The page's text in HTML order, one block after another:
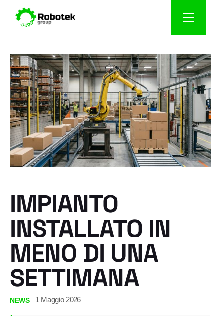
IMPIANTO
INSTALLATO IN
MENO DI UNA
SETTIMANA
NEWS 1 Maggio 2026